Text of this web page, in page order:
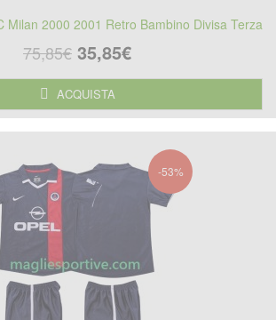
Milan 2000 2001 Retro Bambino Divisa Terza
75,85€ 35,85€
ACQUISTA
-53%